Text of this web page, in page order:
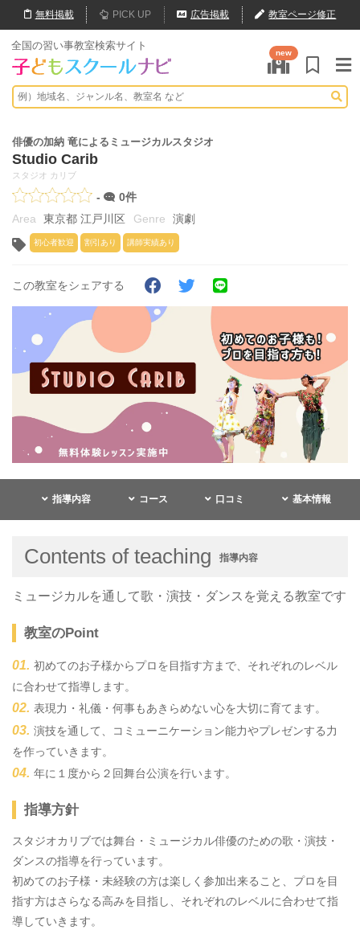
無料掲載 PICK UP 広告掲載 教室ページ修正
全国の習い事教室検索サイト
new
俳優の加納 竜によるミュージカルスタジオ
Studio Carib
スタジオ カリブ
-
0件
東京都 江戸川区
演劇
初心者歓迎 割引あり 講師実績あり
この教室をシェアする
指導内容 コース 口コミ 基本情報
Contents of teaching 指導内容
ミュージカルを通して歌・演技・ダンスを覚える教室です
教室のPoint
初めてのお子様からプロを目指す方まで、それぞれのレベル
に合わせて指導します。
表現力・礼儀・何事もあきらめない心を大切に育てます。
演技を通して、コミューニケーション能力やプレゼンする力
を作っていきます。
年に１度から２回舞台公演を行います。
指導方針
スタジオカリブでは舞台・ミュージカル俳優のための歌・演技・
ダンスの指導を行っています。
​初めてのお子様・未経験の方は楽しく参加出来ること、プロを目
指す方はさらなる高みを目指し、それぞれのレベルに合わせて指
導していきます。